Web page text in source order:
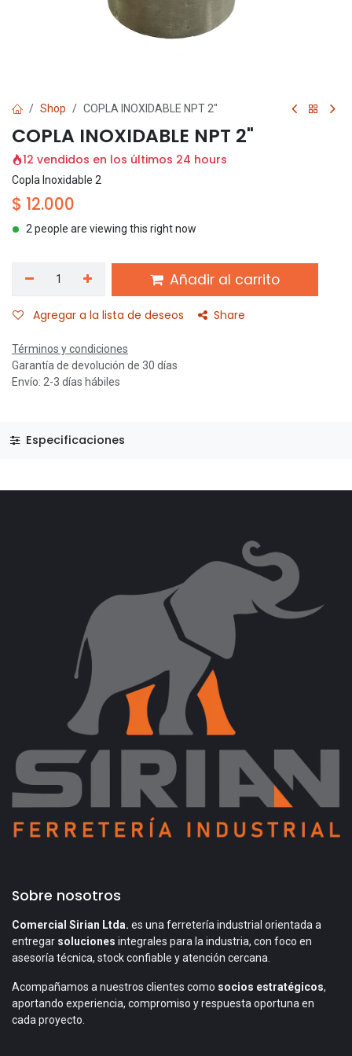
Shop COPLA INOXIDABLE NPT 2"
COPLA INOXIDABLE NPT 2"
12 vendidos en los últimos 24 hours
Copla Inoxidable 2
$ 12.000
2 people are viewing this right now
Añadir al carrito
Agregar a la lista de deseos Share
Términos y condiciones
Garantía de devolución de 30 días
Envío: 2-3 días hábiles
Especificaciones
Sobre nosotros
Comercial Sirian Ltda. es una ferretería industrial orientada a
entregar soluciones integrales para la industria, con foco en
asesoría técnica, stock confiable y atención cercana.
Acompañamos a nuestros clientes como socios estratégicos,
aportando experiencia, compromiso y respuesta oportuna en
cada proyecto.